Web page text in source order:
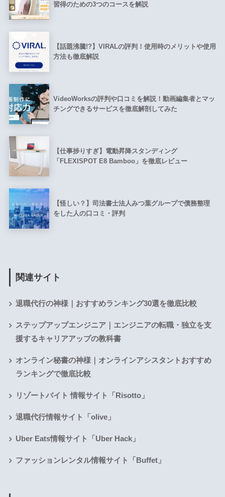
習得のための3つのコースを解説
【話題沸騰!?】VIRALの評判！使用時のメリットや使用
方法も徹底解説
VideoWorksの評判や口コミを解説！動画編集者とマッ
チングできるサービスを徹底解剖してみた
【仕事捗りすぎ】電動昇降スタンディング
「FLEXISPOT E8 Bamboo」を徹底レビュー
【怪しい？】司法書士法人みつ葉グループで債務整理
をした人の口コミ・評判
関連サイト
退職代行の神様｜おすすめランキング30選を徹底比較
ステップアップエンジニア｜エンジニアの転職・独立を支
援するキャリアアップの教科書
オンライン秘書の神様｜オンラインアシスタントおすすめ
ランキングで徹底比較
リゾートバイト 情報サイト「Risotto」
退職代行情報サイト「olive」
Uber Eats情報サイト「Uber Hack」
ファッションレンタル情報サイト「Buffet」